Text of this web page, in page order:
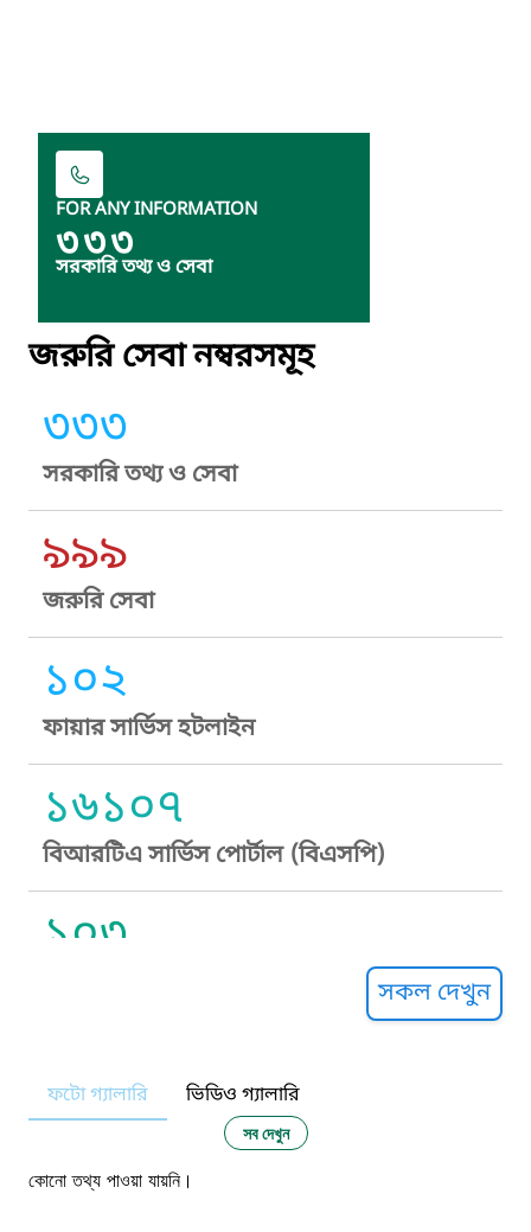
FOR ANY INFORMATION
৩৩৩
সরকারি তথ্য ও সেবা
জরুরি সেবা নম্বরসমূহ
৩৩৩
সরকারি তথ্য ও সেবা
৯৯৯
জরুরি সেবা
১০২
ফায়ার সার্ভিস হটলাইন
১৬১০৭
বিআরটিএ সার্ভিস পোর্টাল (বিএসপি)
১০৩
নারী ও শিশু নির্যাতন প্রতিরোধ
১০৬
সকল দেখুন
ফটো গ্যালারি ভিডিও গ্যালারি
সব দেখুন
কোনো তথ্য পাওয়া যায়নি।